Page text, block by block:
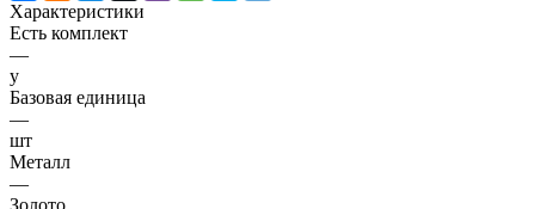
Характеристики
Есть комплект
—
y
Базовая единица
—
шт
Металл
—